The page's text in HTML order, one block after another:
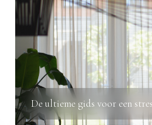
De ultieme gids voor een